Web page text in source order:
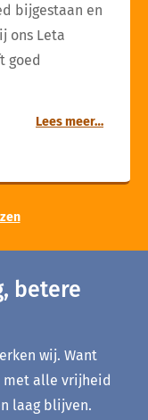
bijgestaan en
ons Leta
goed
Lees meer…
betere
wij. Want
met alle vrijheid
laag blijven.